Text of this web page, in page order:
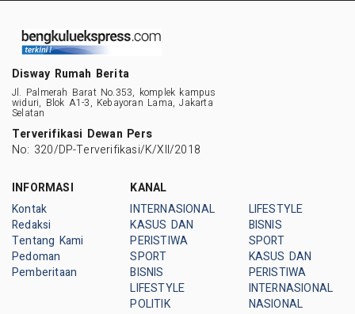
Disway Rumah Berita
Jl. Palmerah Barat No.353, komplek kampus
widuri, Blok A1-3, Kebayoran Lama, Jakarta
Selatan
Terverifikasi Dewan Pers
No: 320/DP-Terverifikasi/K/XII/2018
INFORMASI
Kontak
Redaksi
Tentang Kami
Pedoman
Pemberitaan
KANAL
INTERNASIONAL
KASUS DAN
PERISTIWA
SPORT
BISNIS
LIFESTYLE
POLITIK
LIFESTYLE
BISNIS
SPORT
KASUS DAN
PERISTIWA
INTERNASIONAL
NASIONAL